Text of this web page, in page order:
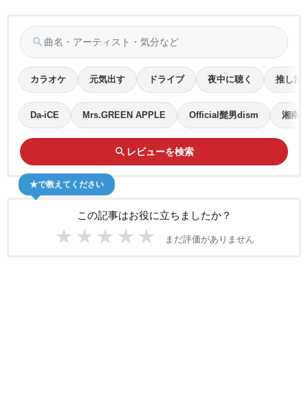
search
カラオケ 元気出す ドライブ 夜中に聴く 推し活
Da-iCE Mrs.GREEN APPLE Official髭男dism 湘南
search レビューを検索
この記事はお役に立ちましたか？
★ ★ ★ ★ ★ まだ評価がありません
★で教えてください